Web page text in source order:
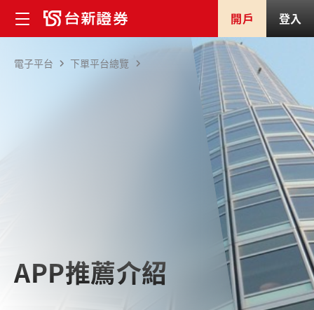
開戶 登入
電子平台 下單平台總覽
APP推薦介紹